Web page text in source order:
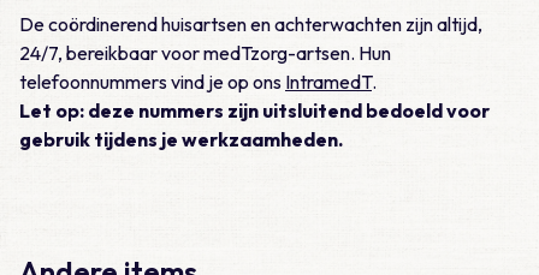
De coördinerend huisartsen en achterwachten zijn altijd,
24/7, bereikbaar voor medTzorg-artsen. Hun
telefoonnummers vind je op ons IntramedT.
Let op: deze nummers zijn uitsluitend bedoeld voor
gebruik tijdens je werkzaamheden.